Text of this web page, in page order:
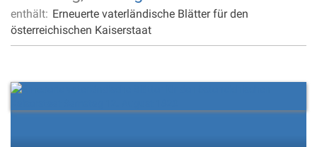
enthält: Erneuerte vaterländische Blätter für den
österreichischen Kaiserstaat